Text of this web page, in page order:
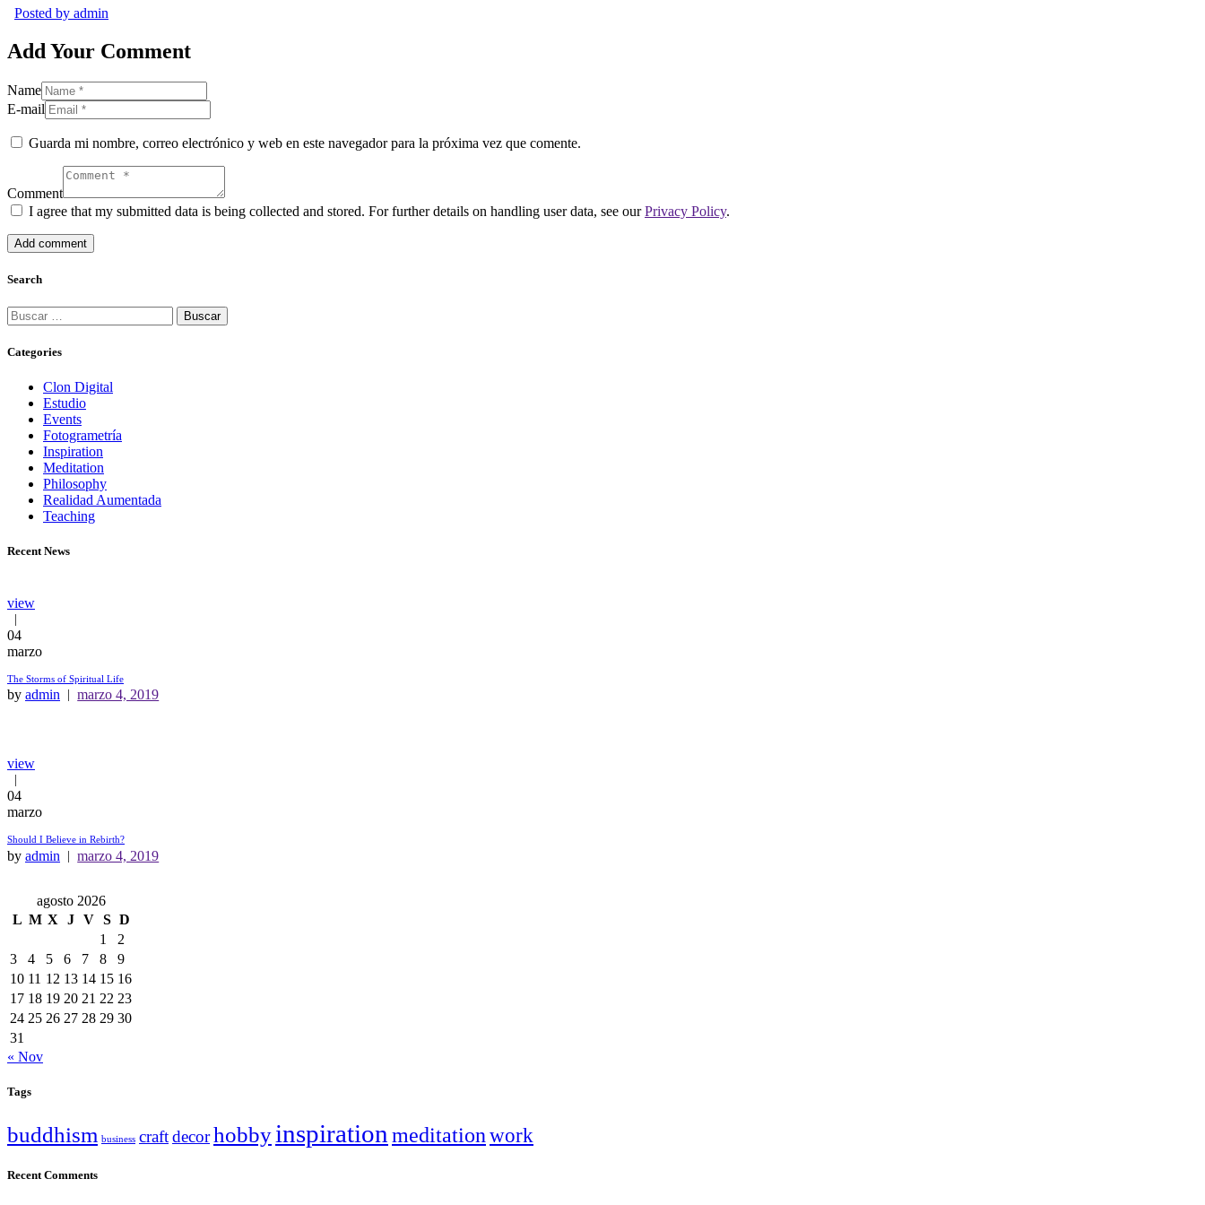
Posted by admin
Add Your Comment
Name
E-mail
Guarda mi nombre, correo electrónico y web en este navegador para la próxima vez que comente.
Comment
I agree that my submitted data is being collected and stored. For further details on handling user data, see ourPrivacy Policy.
Search
Categories
Clon Digital
Estudio
Events
Fotogrametría
Inspiration
Meditation
Philosophy
Realidad Aumentada
Teaching
Recent News
view
04
marzo
The Storms of Spiritual Life
by admin marzo 4, 2019
view
04
marzo
Should I Believe in Rebirth?
by admin marzo 4, 2019
agosto 2026
L M X J V S D
1
2
3
4 5 6 7 8
9
10 11 12 13 14 15 16
17 18 19 20 21 22 23
24 25 26 27 28 29 30
31
« Nov
Tags
buddhism business craftdecorhobbyinspiration meditation work
Recent Comments